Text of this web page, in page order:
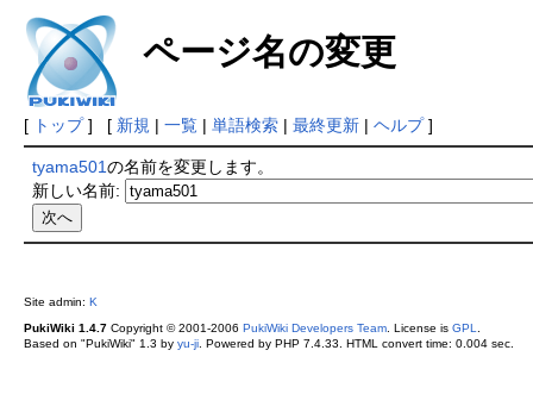
ページ名の変更
[ トップ] [ 新規 | 一覧| 単語検索| 最終更新| ヘルプ]
tyama501の名前を変更します。
新しい名前:
Site admin: K
PukiWiki 1.4.7Copyright © 2001-2006 PukiWiki Developers Team. License is GPL
Based on "PukiWiki" 1.3 by yu-ji. Powered by PHP 7.4.33. HTML convert time: 0.004 sec.